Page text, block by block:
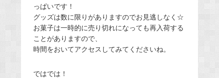
っぱいです！
グッズは数に限りがありますのでお見逃しなく☆
お菓子は一時的に売り切れになっても再入荷する
ことがありますので、
時間をおいてアクセスしてみてくださいね。
ではでは！